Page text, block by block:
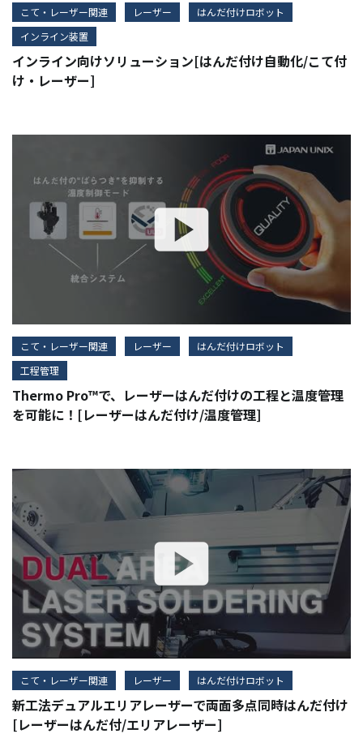
こて・レーザー関連 レーザー
はんだ付けロボット
インライン装置
インライン向けソリューション[はんだ付け自動化/こて付
け・レーザー]
こて・レーザー関連 レーザー
はんだ付けロボット
工程管理
Thermo Pro™で、レーザーはんだ付けの工程と温度管理
を可能に！[レーザーはんだ付け/温度管理]
こて・レーザー関連 レーザー はんだ付けロボット
新工法デュアルエリアレーザーで両面多点同時はんだ付け
[レーザーはんだ付/エリアレーザー]